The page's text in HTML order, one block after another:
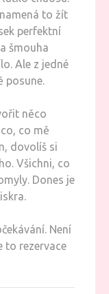
to žít
perfektní
šmouha
Ale z jedné
posune.
něco
co mě
dovolíš si
Všichni, co
Dones je
Není
to rezervace